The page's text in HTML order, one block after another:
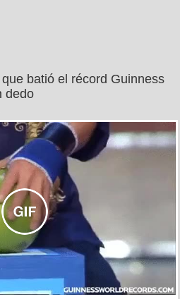
batió el récord Guinness
dedo